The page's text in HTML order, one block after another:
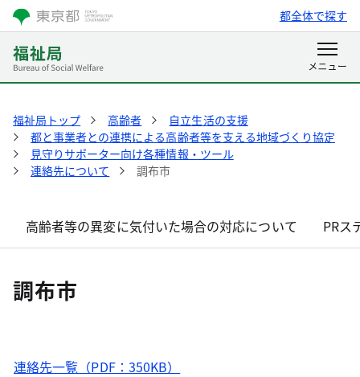
都全体で探す
福祉局トップ 高齢者
自立生活の支援
都と事業者との連携による高齢者等を支える地域づくり協定
見守りサポーター向け各種情報・ツール
連絡先について
調布市
高齢者等の異変に気付いた場合の対応について PRス
調布市
連絡先一覧（PDF：350KB）